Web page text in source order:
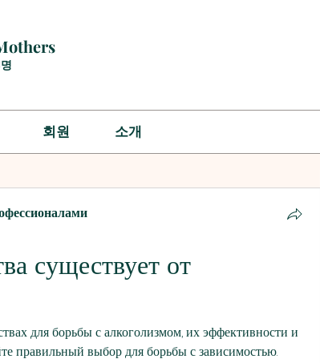
회원 소개
существует от
для борьбы с алкоголизмом, их эффективности и
правильный выбор для борьбы с зависимостью.